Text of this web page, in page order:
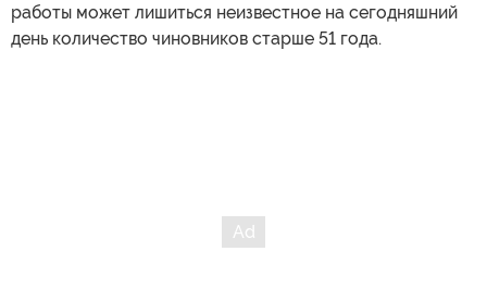
работы может лишиться неизвестное на сегодняшний
день количество чиновников старше 51 года.